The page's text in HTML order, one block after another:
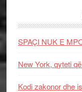
SPAÇI NUK E
New York, qyteti
Kodi zakonor dhe